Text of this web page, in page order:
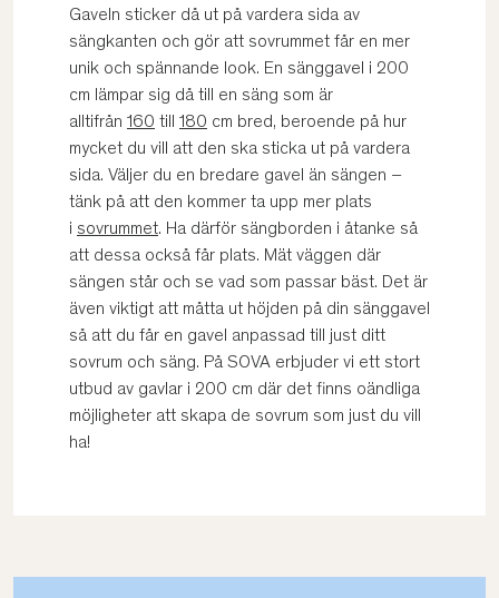
Gaveln sticker då ut på vardera sida av
sängkanten och gör att sovrummet får en mer
unik och spännande look. En sänggavel i 200
cm lämpar sig då till en säng som är
alltifrån 160 till 180 cm bred, beroende på hur
mycket du vill att den ska sticka ut på vardera
sida. Väljer du en bredare gavel än sängen –
tänk på att den kommer ta upp mer plats
i sovrummet. Ha därför sängborden i åtanke så
att dessa också får plats. Mät väggen där
sängen står och se vad som passar bäst. Det är
även viktigt att måtta ut höjden på din sänggavel
så att du får en gavel anpassad till just ditt
sovrum och säng. På SOVA erbjuder vi ett stort
utbud av gavlar i 200 cm där det finns oändliga
möjligheter att skapa de sovrum som just du vill
ha!